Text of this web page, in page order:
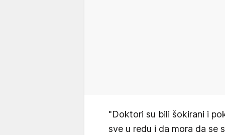
"Doktori su bili šokirani i
sve u redu i da mora da se